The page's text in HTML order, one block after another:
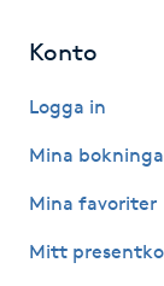
Klippning
Klippning &
Klippning
Konto
Logga in
Mina
Mina favoriter
Mitt